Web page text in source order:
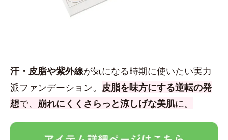
汗・皮脂や紫外線が気になる時期に使いたい実力
派ファンデーション。 皮脂を味方にする逆転の発
想で、 崩れにくくさらっと涼しげな美肌に。